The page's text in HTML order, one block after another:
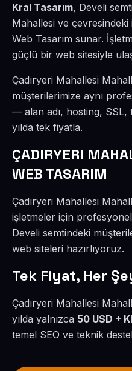
Kral Tasarım, Develi
Mahallesi ve
Web Tasarım sunar.
güçlü bir web sitesiyle
Çadıryeri Mahallesi
müşterilerimize aynı
— alan adı, hosting, SSL,
yılda tek fiyatla.
ÇADIRYERI
WEB TASARIM
Çadıryeri Mahallesi
işletmeler için
Develi semtindeki
web siteleri hazırlıyoruz.
Tek Fiyat, Her
Çadıryeri Mahallesi
yılda yalnızca 50 USD +
temel SEO ve teknik